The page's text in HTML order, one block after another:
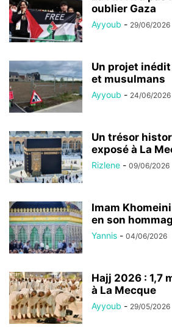
oublier Gaza
Ayyoub - 29/06/2026
Un projet
et musulmans
Ayyoub - 24/06/2026
Un trésor
exposé à La
Rizlene - 09/06/2026
Imam
en son
Yannis - 04/06/2026
Hajj 2026 : 1,7
à La Mecque
Ayyoub - 29/05/2026